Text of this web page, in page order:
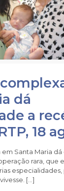
dá
a
18
Santa Maria
rara, que
[…]